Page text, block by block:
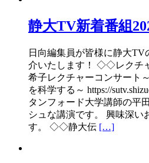
静大TV新着番組
日向編集員が皆様に静大
介いたします！ ◇◇レクチ
希子レクチャーコンサート
を科学する～ https://
タンフォード大学講師の平
シュな講演です。 興味深い
す。 ◇◇静大伝 […]